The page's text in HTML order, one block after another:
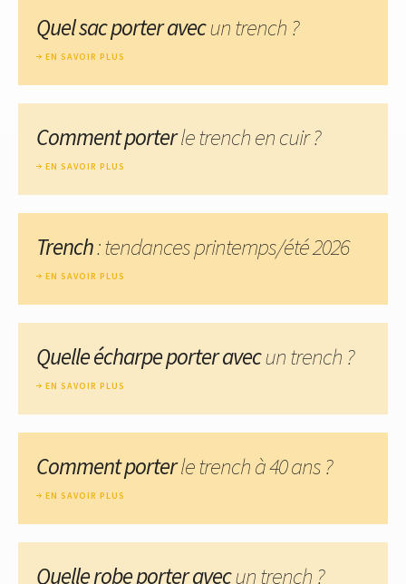
Quel sac porter avecun trench ?
EN SAVOIR PLUS
Comment porterle trench en cuir ?
EN SAVOIR PLUS
Trench: tendances printemps/été 2026
EN SAVOIR PLUS
Quelle écharpe porter avecun trench ?
EN SAVOIR PLUS
Comment porterle trench à 40 ans ?
EN SAVOIR PLUS
Quelle robe porter avecun trench ?